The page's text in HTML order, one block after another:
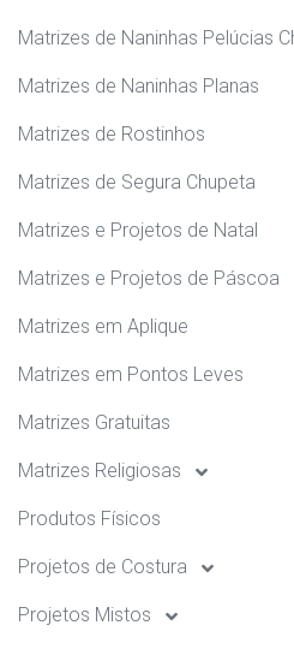
Matrizes de Naninhas Pelúcias
Matrizes de Naninhas Planas
Matrizes de Rostinhos
Matrizes de Segura Chupeta
Matrizes e Projetos de Natal
Matrizes e Projetos de Páscoa
Matrizes em Aplique
Matrizes em Pontos Leves
Matrizes Gratuitas
Matrizes Religiosas
Produtos Físicos
Projetos de Costura
Projetos Mistos